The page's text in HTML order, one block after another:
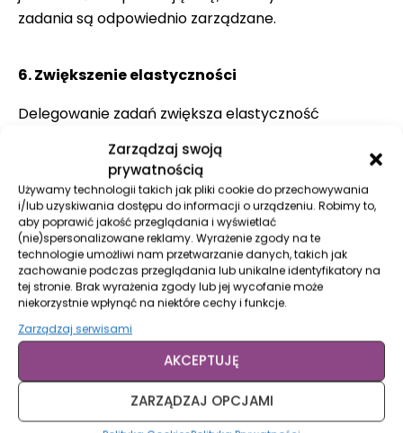
Zarządzaj swoją
prywatnością
Używamy technologii takich jak pliki cookie do przechowywania
i/lub uzyskiwania dostępu do informacji o urządzeniu. Robimy to,
aby poprawić jakość przeglądania i wyświetlać
(nie)spersonalizowane reklamy. Wyrażenie zgody na te
technologie umożliwi nam przetwarzanie danych, takich jak
zachowanie podczas przeglądania lub unikalne identyfikatory na
tej stronie. Brak wyrażenia zgody lub jej wycofanie może
niekorzystnie wpłynąć na niektóre cechy i funkcje.
Zarządzaj serwisami
AKCEPTUJĘ
ZARZĄDZAJ OPCJAMI
zadania są odpowiednio zarządzane.
6. Zwiększenie elastyczności
Delegowanie zadań zwiększa elastyczność
przejąć różne role i obowiązki w razie potrzeby.
Bardzo prostym przykładem jest sytuacja, kiedy
właściciel firmy lub jedna osoba z zespołu idzie na
urlop lub zachoruje, w tym czasie firma nie stoi w
miejscu, a sprawy nie zaczynają się gromadzić w
oczekiwaniu na powrót lidera lub pracownika, tylko
zespół z dobrze oddelegowanymi zadaniami może
na bieżąco realizować zadania oraz pracować nad
rozwojem projektów w firmie.
7. Efektywne zarządzanie zmianą
Jedną z częstych obaw właścicieli firm związanych